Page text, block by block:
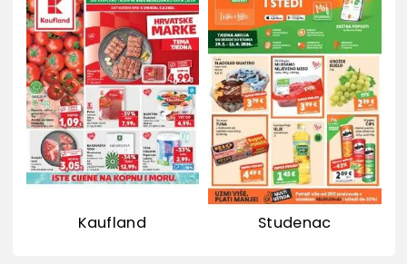
Kaufland Studenac